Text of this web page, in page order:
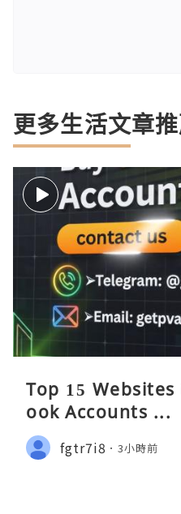
更多生活文章
Top 15
ook Accounts ...
fgtr7i8 3小時前